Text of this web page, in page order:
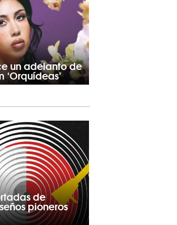
un adelanto de
‘Orquídeas’
de
pioneros